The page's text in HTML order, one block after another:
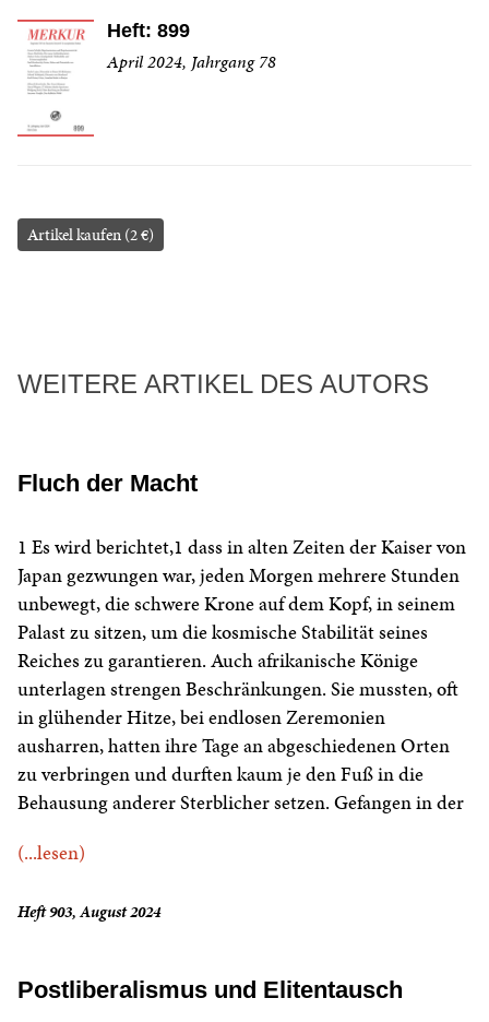
Heft: 899
April 2024, Jahrgang 78
Artikel kaufen (2 €)
WEITERE ARTIKEL DES AUTORS
Fluch der Macht
1 Es wird berichtet,1 dass in alten Zeiten der Kaiser von
Japan gezwungen war, jeden Morgen mehrere Stunden
unbewegt, die schwere Krone auf dem Kopf, in seinem
Palast zu sitzen, um die kosmische Stabilität seines
Reiches zu garantieren. Auch afrikanische Könige
unterlagen strengen Beschränkungen. Sie mussten, oft
in glühender Hitze, bei endlosen Zeremonien
ausharren, hatten ihre Tage an abgeschiedenen Orten
zu verbringen und durften kaum je den Fuß in die
Behausung anderer Sterblicher setzen. Gefangen in der
(...lesen)
Heft 903, August 2024
Postliberalismus und Elitentausch